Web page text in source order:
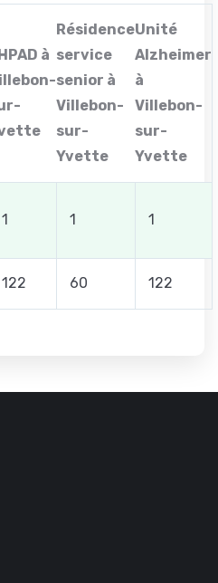
à
Résidence
service
senior à
Villebon-
sur-
Yvette
Unité
Alzheimer
à
Villebon-
sur-
Yvette
1 1 1
122 60 122